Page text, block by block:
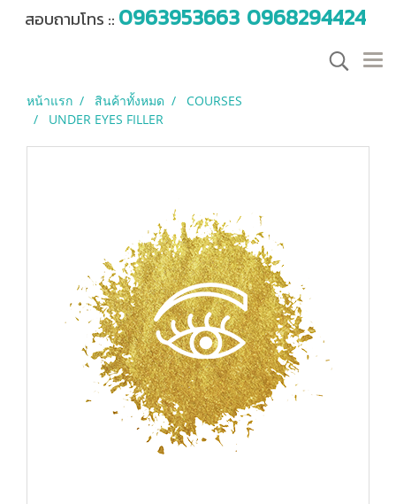
สอบถามโทร :: 0963953663 0968294424
หน้าแรก สินค้าทั้งหมด
COURSES
UNDER EYES FILLER